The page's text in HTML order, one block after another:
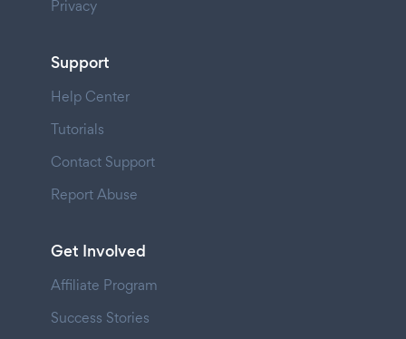
Privacy
Support
Help Center
Tutorials
Contact Support
Report Abuse
Get Involved
Affiliate Program
Success Stories